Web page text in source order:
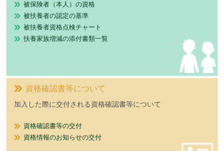
被保険者（本人）の資格
被扶養者の認定の基準
被扶養者資格点検チャート
扶養家族増減の添付書類一覧
資格確認書等について
加入した際に交付される資格確認書等について
資格確認書等の交付
資格情報のお知らせの交付